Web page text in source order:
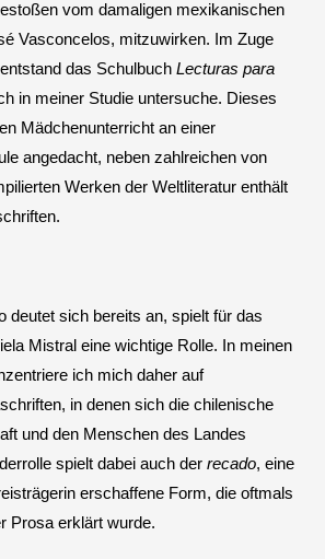
vom damaligen mexikanischen
Vasconcelos, mitzuwirken. Im Zuge
das Schulbuch Lecturas para
in meiner Studie untersuche. Dieses
Mädchenunterricht an einer
angedacht, neben zahlreichen von
Werken der Weltliteratur enthält
deutet sich bereits an, spielt für das
Mistral eine wichtige Rolle. In meinen
ich mich daher auf
in denen sich die chilenische
und den Menschen des Landes
spielt dabei auch der recado, eine
erschaffene Form, die oftmals
Prosa erklärt wurde.